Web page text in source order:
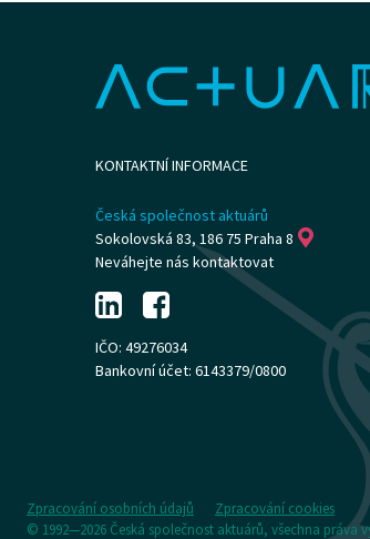
KONTAKTNÍ INFORMACE
Česká společnost aktuárů
Sokolovská 83, 186 75 Praha 8
Neváhejte nás kontaktovat
IČO: 49276034
Bankovní účet: 6143379/0800
Zpracování osobních údajů
Zpracování cookies
© 1992—2026 Česká společnost aktuárů, všechna práva